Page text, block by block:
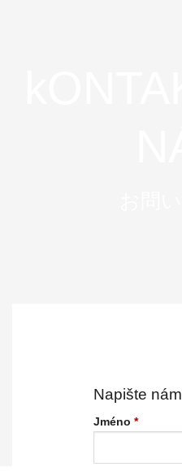
Napište nám
Jméno *